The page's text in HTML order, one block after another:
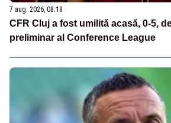
7 aug. 2026, 08:18
CFR Cluj a fost umilită acasă, 0-5,
preliminar al Conference League